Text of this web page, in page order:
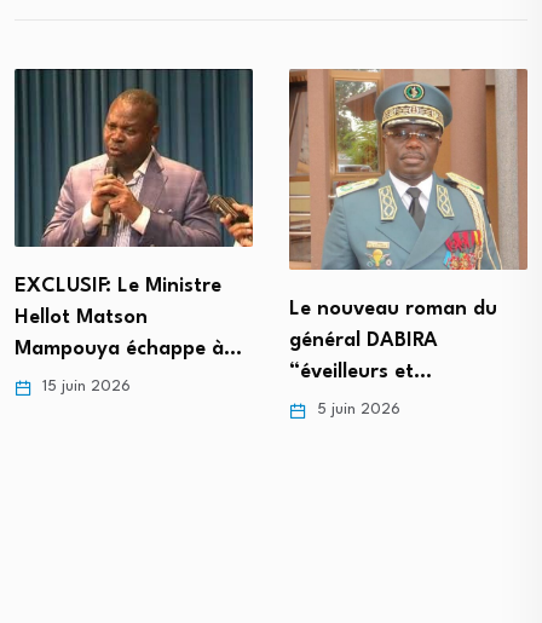
EXCLUSIF: Le Ministre
Hellot Matson
Mampouya échappe à…
15 juin 2026
Le nouveau roman du
général DABIRA
“éveilleurs et…
5 juin 2026